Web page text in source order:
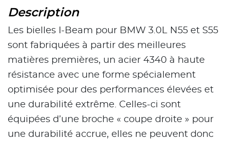
Description
Les bielles I-Beam pour BMW 3.0L N55 et S55
sont fabriquées à partir des meilleures
matières premières, un acier 4340 à haute
résistance avec une forme spécialement
optimisée pour des performances élevées et
une durabilité extrême. Celles-ci sont
équipées d’une broche « coupe droite » pour
une durabilité accrue, elles ne peuvent donc